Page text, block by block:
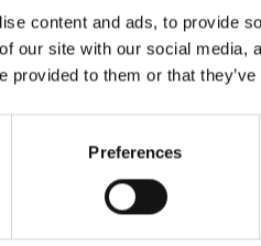
content and ads, to provide
our site with our social
provided to them or that
Preferences
Otathan yhteyttä